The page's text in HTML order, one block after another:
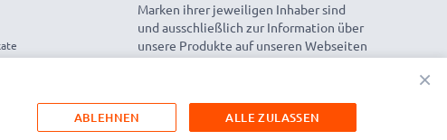
Marken ihrer jeweiligen Inhaber sind
und ausschließlich zur Information über
unsere Produkte auf unseren Webseiten
genannt werden.
×
ALLE ZULASSEN
ABLEHNEN